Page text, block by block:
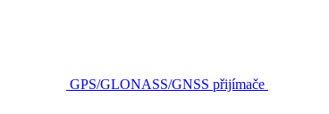
GPS/GLONASS/GNSS přijímače